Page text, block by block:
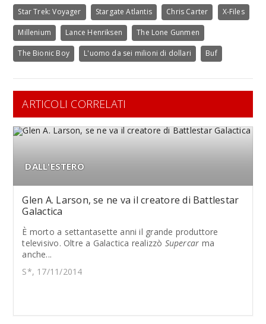
Star Trek: Voyager Stargate Atlantis Chris Carter X-Files
Millenium Lance Henriksen The Lone Gunmen
The Bionic Boy L'uomo da sei milioni di dollari Buf
ARTICOLI CORRELATI
DALL'ESTERO
Glen A. Larson, se ne va il creatore di Battlestar
Galactica
È morto a settantasette anni il grande produttore
televisivo. Oltre a Galactica realizzò Supercar ma
anche...
S*, 17/11/2014